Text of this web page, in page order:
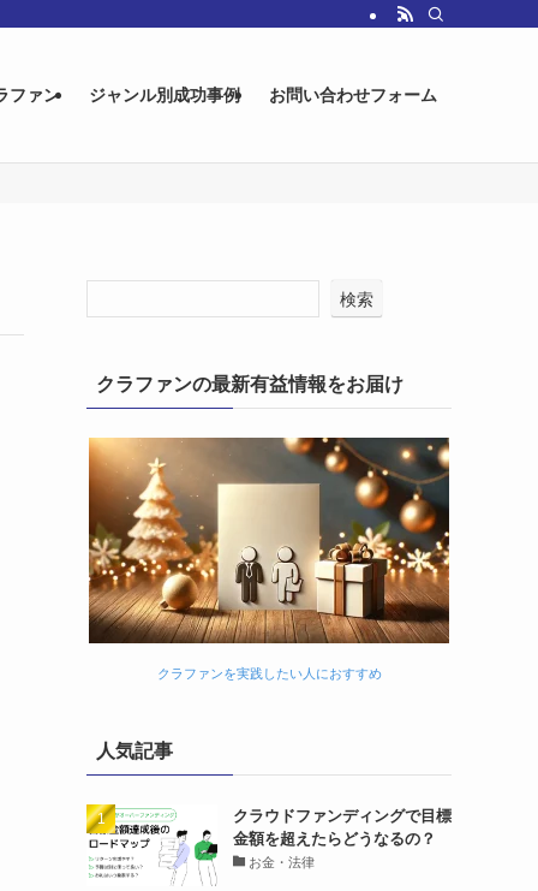
ファン ジャンル別成功事例 お問い合わせフォーム
検索
クラファンの最新有益情報をお届け
クラファンを実践したい人におすすめ
人気記事
クラウドファンディングで目標
金額を超えたらどうなるの？
お金・法律